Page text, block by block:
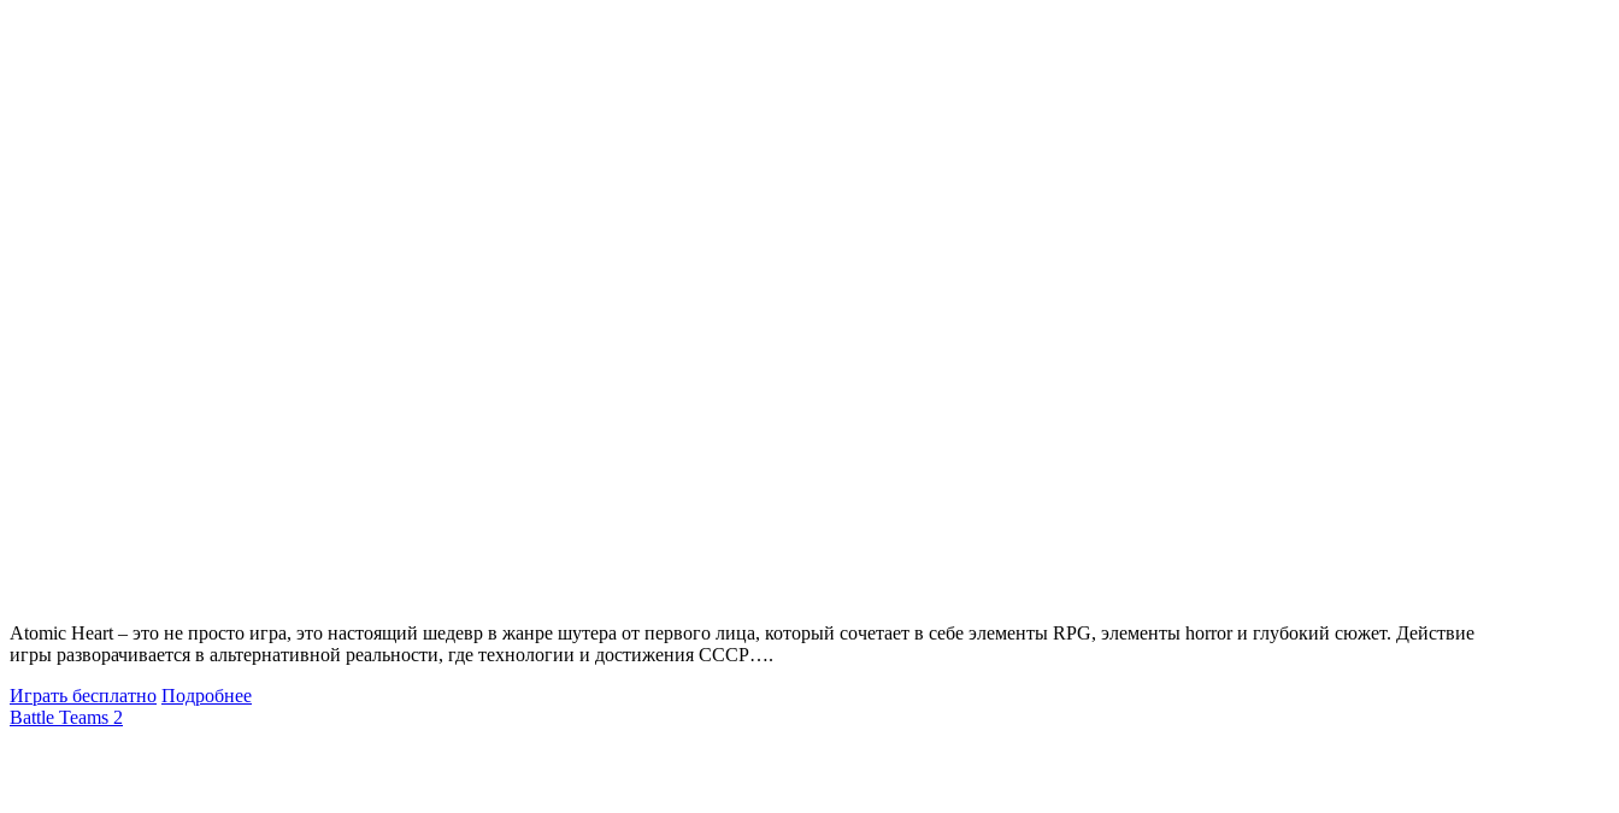
Atomic Heart – это не просто игра, это настоящий шедевр в жанре шутера от первого лица, который сочетает в себе элементы RPG, элементы horror и глубокий сюжет. Действие
игры разворачивается в альтернативной реальности, где технологии и достижения СССР….
Играть бесплатно Подробнее
Battle Teams 2